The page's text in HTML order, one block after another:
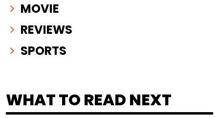
MOVIE
REVIEWS
SPORTS
WHAT TO READ NEXT